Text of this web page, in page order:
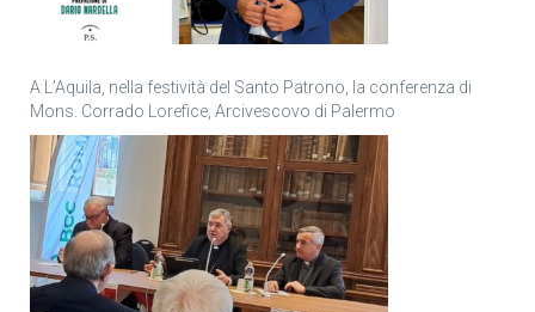
A L’Aquila, nella festività del Santo Patrono, la conferenza di
Mons. Corrado Lorefice, Arcivescovo di Palermo